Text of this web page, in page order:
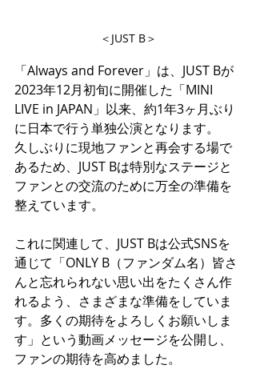
＜JUST B＞
「Always and Forever」は、JUST Bが
2023年12月初旬に開催した「MINI
LIVE in JAPAN」以来、約1年3ヶ月ぶり
に日本で行う単独公演となります。
久しぶりに現地ファンと再会する場で
あるため、JUST Bは特別なステージと
ファンとの交流のために万全の準備を
整えています。
これに関連して、JUST Bは公式SNSを
通じて「ONLY B（ファンダム名）皆さ
んと忘れられない思い出をたくさん作
れるよう、さまざまな準備をしていま
す。多くの期待をよろしくお願いしま
す」という動画メッセージを公開し、
ファンの期待を高めました。